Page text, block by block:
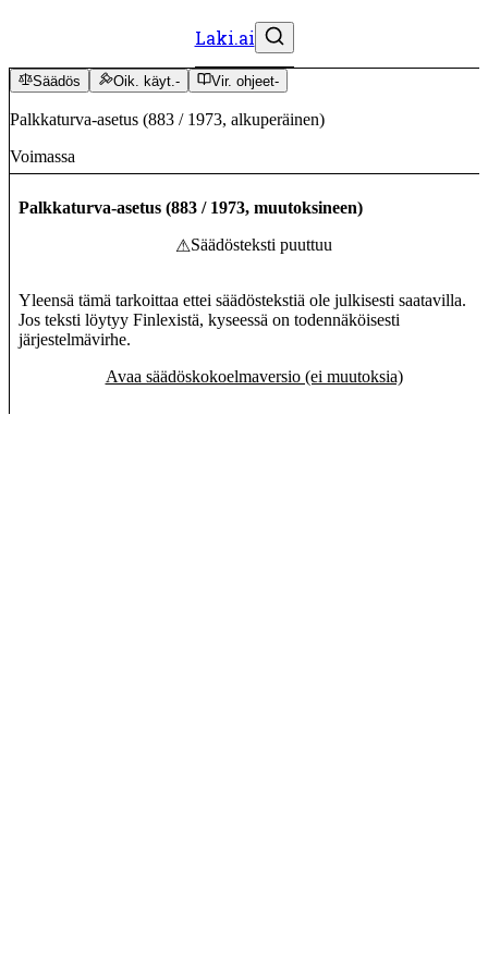
Laki.ai
Säädös Oik. käyt.- Vir. ohjeet-
Palkkaturva-asetus (883 / 1973, alkuperäinen)
Voimassa
Palkkaturva-asetus (883 / 1973, muutoksineen)
⚠Säädösteksti puuttuu
Yleensä tämä tarkoittaa ettei säädöstekstiä ole julkisesti saatavilla.
Jos teksti löytyy Finlexistä, kyseessä on todennäköisesti
järjestelmävirhe.
Avaa säädöskokoelmaversio (ei muutoksia)